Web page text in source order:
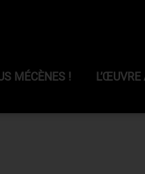
MÉCÈNES !